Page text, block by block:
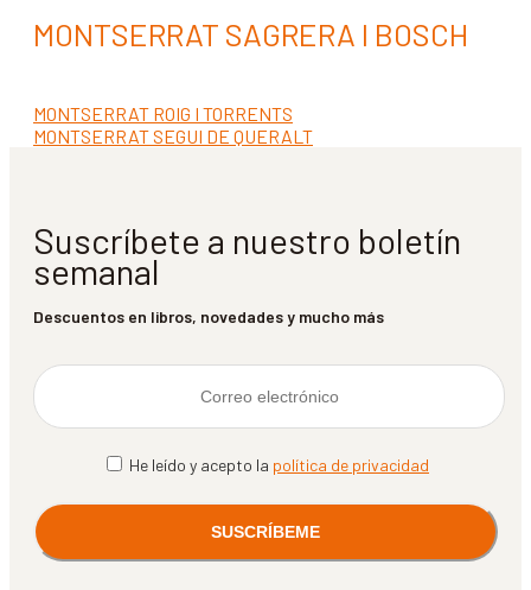
MONTSERRAT SAGRERA I BOSCH
Navegación
de
Anterior:
MONTSERRAT ROIG I TORRENTS
Siguiente:
MONTSERRAT SEGUI DE QUERALT
Suscríbete a nuestro boletín
semanal
Descuentos en libros, novedades y mucho más
He leído y acepto la política de privacidad